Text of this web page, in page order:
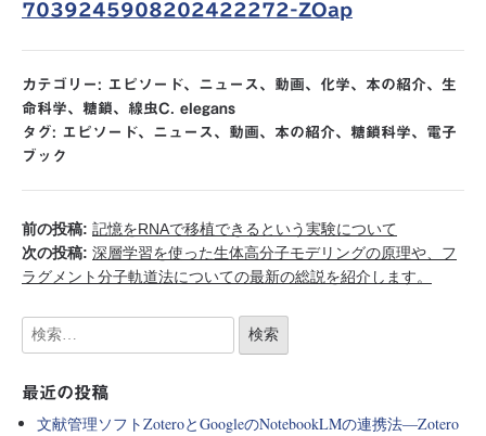
7039245908202422272-ZOap
カテゴリー: エピソード、 ニュース 、 動画、 化学、 本の紹介、 生
命科学、 糖鎖、 線虫C. elegans
タグ: エピソード、 ニュース 、 動画、 本の紹介、 糖鎖科学、 電子
ブック
前の投稿: 記憶をRNAで移植できるという実験について
次の投稿: 深層学習を使った生体高分子モデリングの原理や、フ
ラグメント分子軌道法についての最新の総説を紹介します。
最近の投稿
文献管理ソフトZoteroとGoogleのNotebookLMの連携法―Zotero